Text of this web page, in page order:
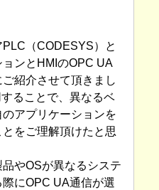
（CODESYS）と
ンとHMIのOPC UA
紹介させて頂きまし
ることで、異なるベ
アプリケーションを
をご理解頂けたと思
やOSが異なるシステ
にOPC UA通信が選